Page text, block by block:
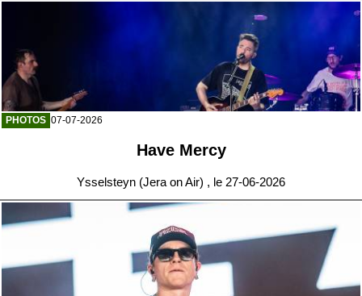
PHOTOS 07-07-2026
Have Mercy
Ysselsteyn (Jera on Air) , le 27-06-2026